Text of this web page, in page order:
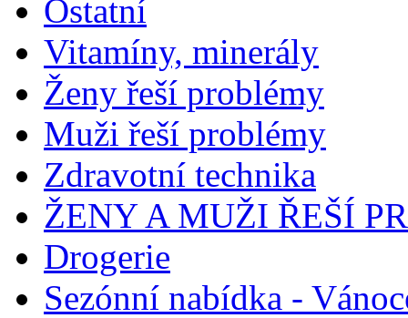
Ostatní
Vitamíny, minerály
Ženy řeší problémy
Muži řeší problémy
Zdravotní technika
ŽENY A MUŽI ŘEŠÍ
Drogerie
Sezónní nabídka -